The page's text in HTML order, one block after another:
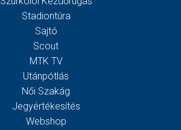
Stadiontúra
Sajtó
Scout
MTK TV
Utánpótlás
Női Szakág
Jegyértékesítés
Webshop